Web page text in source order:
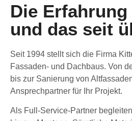
Die
und das seit
Seit 1994 stellt sich die Firma
Fassaden- und Dachbaus. Von
bis zur Sanierung von
Ansprechpartner für Ihr Projekt.
Als Full-Service-Partner